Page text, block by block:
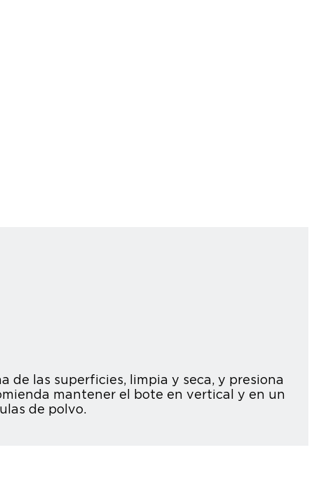
de las superficies, limpia y seca, y presiona
mantener el bote en vertical y en un
de polvo.